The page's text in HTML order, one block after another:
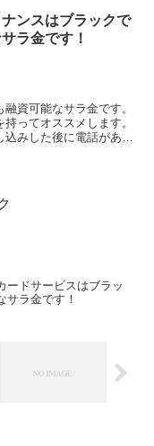
ンスはブラックで
ラ金です！
資可能なサラ金です。
ってオススメします。
込みした後に電話があ
ードサービスはブラッ
サラ金です！